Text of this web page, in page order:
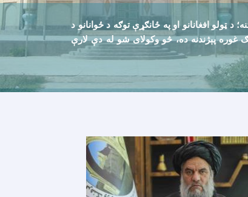
افغانانو او په ځانګړې توګه د ځوانانو د
غوره پېژندنه ده، څو وکولای شو له دې لارې